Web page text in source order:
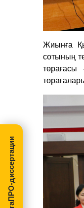
Жиынға
сотының
төрағасы
МегаПРО-диссертации